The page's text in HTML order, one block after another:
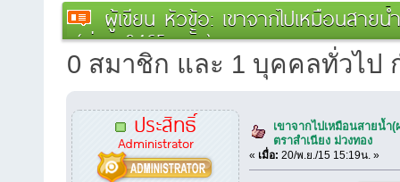
ผู้เขียน หัวข้อ: เขาจากไปเหมือนสา
(อ่าน 9465 ครั้ง)
0 สมาชิก และ 1 บุคคลทั่วไป
ประสิทธิ์
Administrator
เขาจากไปเหมือนสายน้ำ
ตราสำเนียง ม่วงทอง
« เมื่อ: 20/พ.ย./15 15:19น. »